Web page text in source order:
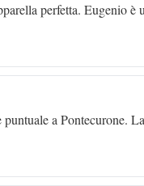
perfetta. Eugenio è
a Pontecurone.